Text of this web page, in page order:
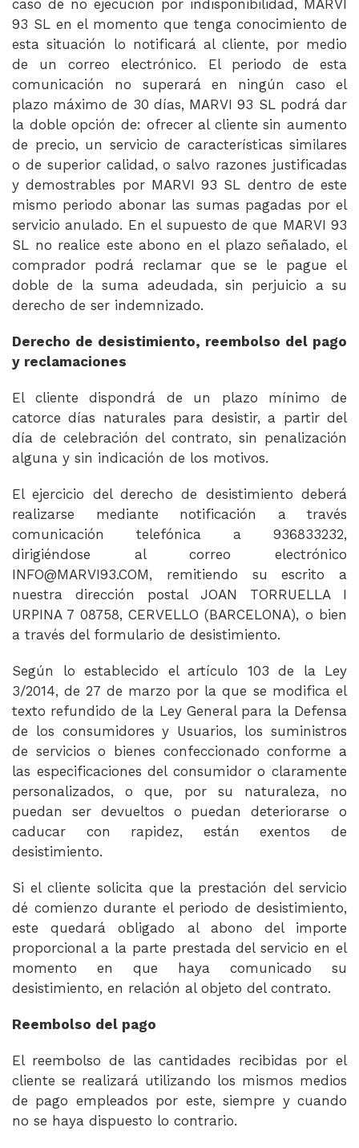
caso de no ejecución por indisponibilidad, MARVI
93 SL en el momento que tenga conocimiento de
esta situación lo notificará al cliente, por medio
de un correo electrónico. El periodo de esta
comunicación no superará en ningún caso el
plazo máximo de 30 días, MARVI 93 SL podrá dar
la doble opción de: ofrecer al cliente sin aumento
de precio, un servicio de características similares
o de superior calidad, o salvo razones justificadas
y demostrables por MARVI 93 SL dentro de este
mismo periodo abonar las sumas pagadas por el
servicio anulado. En el supuesto de que MARVI 93
SL no realice este abono en el plazo señalado, el
comprador podrá reclamar que se le pague el
doble de la suma adeudada, sin perjuicio a su
derecho de ser indemnizado.
Derecho de desistimiento, reembolso del pago
y reclamaciones
El cliente dispondrá de un plazo mínimo de
catorce días naturales para desistir, a partir del
día de celebración del contrato, sin penalización
alguna y sin indicación de los motivos.
El ejercicio del derecho de desistimiento deberá
realizarse mediante notificación a través
comunicación telefónica a 936833232,
dirigiéndose al correo electrónico
INFO@MARVI93.COM, remitiendo su escrito a
nuestra dirección postal JOAN TORRUELLA I
URPINA 7 08758, CERVELLO (BARCELONA), o bien
a través del formulario de desistimiento.
Según lo establecido el artículo 103 de la Ley
3/2014, de 27 de marzo por la que se modifica el
texto refundido de la Ley General para la Defensa
de los consumidores y Usuarios, los suministros
de servicios o bienes confeccionado conforme a
las especificaciones del consumidor o claramente
personalizados, o que, por su naturaleza, no
puedan ser devueltos o puedan deteriorarse o
caducar con rapidez, están exentos de
desistimiento.
Si el cliente solicita que la prestación del servicio
dé comienzo durante el periodo de desistimiento,
este quedará obligado al abono del importe
proporcional a la parte prestada del servicio en el
momento en que haya comunicado su
desistimiento, en relación al objeto del contrato.
Reembolso del pago
El reembolso de las cantidades recibidas por el
cliente se realizará utilizando los mismos medios
de pago empleados por este, siempre y cuando
no se haya dispuesto lo contrario.